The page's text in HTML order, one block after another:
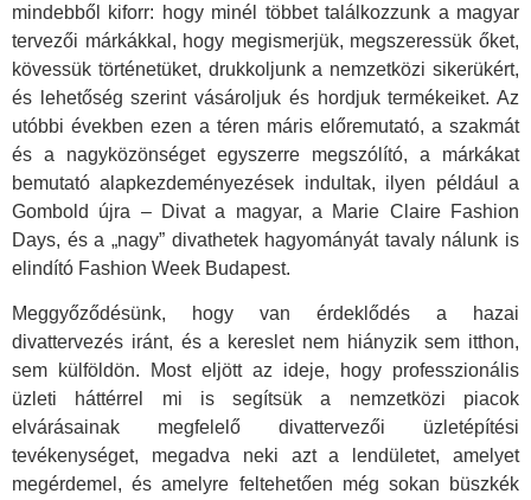
mindebből kiforr: hogy minél többet találkozzunk a magyar
tervezői márkákkal, hogy megismerjük, megszeressük őket,
kövessük történetüket, drukkoljunk a nemzetközi sikerükért,
és lehetőség szerint vásároljuk és hordjuk termékeiket. Az
utóbbi években ezen a téren máris előremutató, a szakmát
és a nagyközönséget egyszerre megszólító, a márkákat
bemutató alapkezdeményezések indultak, ilyen például a
Gombold újra – Divat a magyar, a Marie Claire Fashion
Days, és a „nagy” divathetek hagyományát tavaly nálunk is
elindító Fashion Week Budapest.
Meggyőződésünk, hogy van érdeklődés a hazai
divattervezés iránt, és a kereslet nem hiányzik sem itthon,
sem külföldön. Most eljött az ideje, hogy professzionális
üzleti háttérrel mi is segítsük a nemzetközi piacok
elvárásainak megfelelő divattervezői üzletépítési
tevékenységet, megadva neki azt a lendületet, amelyet
megérdemel, és amelyre feltehetően még sokan büszkék